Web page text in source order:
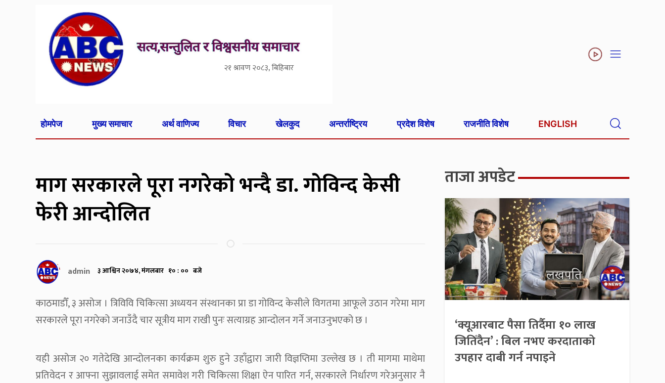
२१ श्रावण २०८३, बिहिबार
होमपेज मुख्य समाचार अर्थ वाणिज्य विचार खेलकुद अन्तर्राष्ट्रिय प्रदेश विशेष राजनीति विशेष ENGLISH
माग सरकारले पूरा नगरेको भन्दै डा. गोविन्द केसी
फेरी आन्दोलित
admin ३ आश्विन २०७४, मंगलबार १० : ०० बजे
काठमाडौँ, ३ असोज । त्रिविवि चिकित्सा अध्ययन संस्थानका प्रा डा गोविन्द केसीले विगतमा आफूले उठान गरेमा माग
सरकारले पूरा नगरेको जनाउँदै चार सूत्रीय माग राखी पुनः सत्याग्रह आन्दोलन गर्ने जनाउनुभएको छ ।
यही असोज २० गतेदेखि आन्दोलनका कार्यक्रम शुरु हुने उहाँद्वारा जारी विज्ञप्तिमा उल्लेख छ । ती मागमा माथेमा
प्रतिवेदन र आफ्ना सुझावलाई समेत समावेश गरी चिकित्सा शिक्षा ऐन पारित गर्न, सरकारले निर्धारण गरेअनुसार नै
ताजा अपडेट
‘क्यूआरबाट पैसा तिर्दैमा १० लाख
जितिँदैन’ : बिल नभए करदाताको
उपहार दाबी गर्न नपाइने